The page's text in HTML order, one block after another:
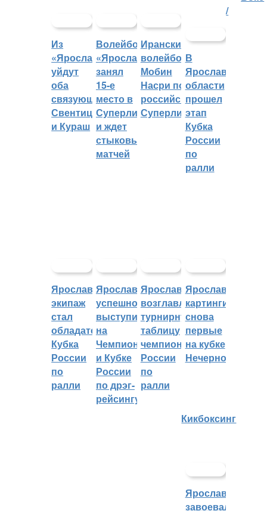
Из
«Ярославича»
уйдут
оба
связующих:
Свентицкис
и Кураш
Волейбольный
«Ярославич»
занял
15-е
место в
Суперлиге
и ждет
стыковых
матчей
Иранский
волейболист
Мобин
Насри покинет
российскую
Суперлигу
В
Ярославской
области
прошел
этап
Кубка
России
по
ралли
Ярославский
экипаж
стал
обладателем
Кубка
России
по
ралли
Ярославцы
успешно
выступили
на
Чемпионате
и Кубке
России
по дрэг-
рейсингу
Ярославцы
возглавляют
турнирную
таблицу
чемпионата
России
по
ралли
Ярославские
картингисты
снова
первые
на кубке
Нечерноземья
/
Кикбоксинг
Ярославцы
завоевали